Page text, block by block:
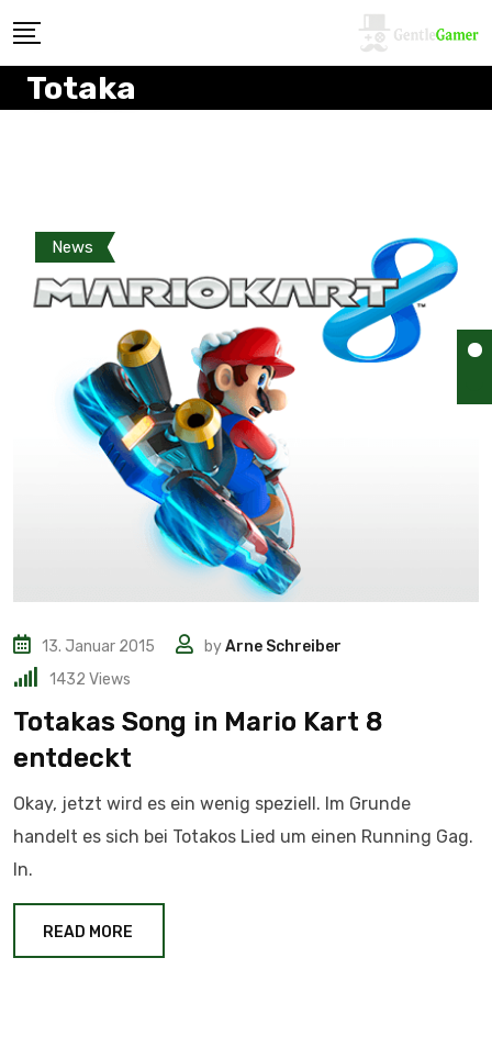
Totaka
News
13. Januar 2015 byArne Schreiber
1432 Views
Totakas Song in Mario Kart 8
entdeckt
Okay, jetzt wird es ein wenig speziell. Im Grunde
handelt es sich bei Totakos Lied um einen Running Gag.
In.
READ MORE